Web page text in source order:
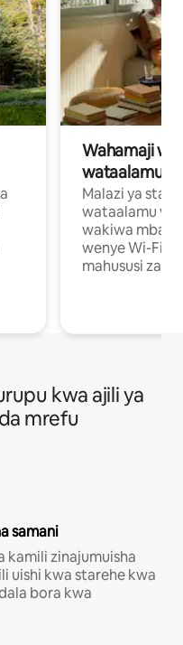
Wahamaji
wataalamu
Malazi ya
wataalamu
wakiwa mbali
wenye Wi-Fi
mahususi za
kwa ajili ya
mrefu
samani
kamili zinajumuisha
uishi kwa starehe kwa
bora kwa